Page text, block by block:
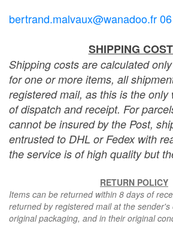
bertrand.malvaux@wanadoo.fr
SHIPPING
Shipping costs are calculated
for one or more items, all
registered mail, as this is the only
of dispatch and receipt. For
cannot be insured by the Post,
entrusted to DHL or Fedex with
the service is of high quality but
RETURN POLICY
Items can be returned within 8 days of
returned by registered mail at the
original packaging, and in their original